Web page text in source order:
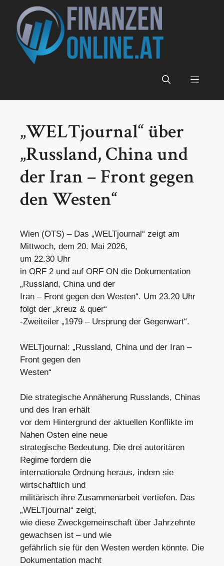
Inhalt
springen
Menü
„WELTjournal“ über
„Russland, China und
der Iran – Front gegen
den Westen“
Wien (OTS) – Das „WELTjournal“ zeigt am
Mittwoch, dem 20. Mai 2026,
um 22.30 Uhr
in ORF 2 und auf ORF ON die Dokumentation
„Russland, China und der
Iran – Front gegen den Westen“. Um 23.20 Uhr
folgt der „kreuz & quer“
-Zweiteiler „1979 – Ursprung der Gegenwart“.
WELTjournal: „Russland, China und der Iran –
Front gegen den
Westen“
Die strategische Annäherung Russlands, Chinas
und des Iran erhält
vor dem Hintergrund der aktuellen Konflikte im
Nahen Osten eine neue
strategische Bedeutung. Die drei autoritären
Regime fordern die
internationale Ordnung heraus, indem sie
wirtschaftlich und
militärisch ihre Zusammenarbeit vertiefen. Das
„WELTjournal“ zeigt,
wie diese Zweckgemeinschaft über Jahrzehnte
gewachsen ist – und wie
gefährlich sie für den Westen werden könnte. Die
Dokumentation macht